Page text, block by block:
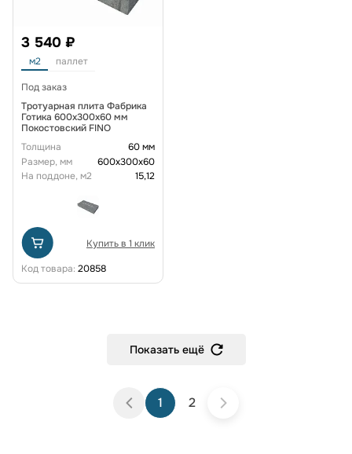
3 540 ₽
м2 паллет
Под заказ
Тротуарная плита Фабрика
Готика 600х300х60 мм
Покостовский FINO
Толщина
60 мм
Размер, мм
600х300х60
На поддоне, м2
15,12
Купить в 1 клик
Код товара: 20858
Показать ещё
1 2